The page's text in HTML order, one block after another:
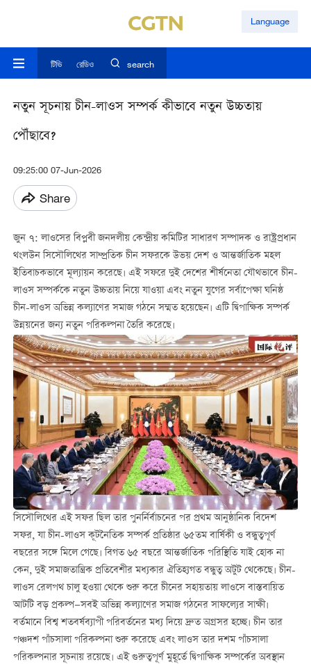
Language
টিভি রেডিও search
নতুন সূচনায় চীন-লাওস সম্পর্ক কীভাবে নতুন উচ্চতায়
পৌঁছাবে?
09:25:00 07-Jun-2026
Share
জুন ৭: লাওসের বিপ্লবী জনদলীয় কেন্দ্রীয় কমিটির সাধারণ সম্পাদক ও রাষ্ট্রপ্রধান
থংলউন সিসৌলিথের সাম্প্রতিক চীন সফরকে উভয় দেশ ও আন্তর্জাতিক মহল
ইতিবাচকভাবে মূল্যায়ন করেছে। এই সফরে দুই দেশের শীর্ষনেতা যৌথভাবে চীন-
লাওস সম্পর্ককে নতুন উচ্চতায় নিয়ে যাওয়া এবং নতুন যুগের সর্বাপেক্ষা ঘনিষ্ঠ
চীন-লাওস অভিন্ন কল্যাণের সমাজ গঠনে সম্মত হয়েছেন। এটি দ্বিপাক্ষিক সম্পর্ক
উন্নয়নের জন্য নতুন পরিকল্পনা তৈরি করেছে।
সিসৌলিথের এই সফর ছিল তার পুনর্নির্বাচনের পর প্রথম আনুষ্ঠানিক বিদেশ
সফর, যা চীন-লাওস কূটনৈতিক সম্পর্ক প্রতিষ্ঠার ৬৫তম বার্ষিকী ও বন্ধুত্বপূর্ণ
বছরের সঙ্গে মিলে গেছে। বিগত ৬৫ বছরে আন্তর্জাতিক পরিস্থিতি যাই হোক না
কেন, দুই সমাজতান্ত্রিক প্রতিবেশীর মধ্যকার ঐতিহ্যগত বন্ধুত্ব অটুট থেকেছে। চীন-
লাওস রেলপথ চালু হওয়া থেকে শুরু করে চীনের সহায়তায় লাওসে বাস্তবায়িত
আটটি বড় প্রকল্প—সবই অভিন্ন কল্যাণের সমাজ গঠনের সাফল্যের সাক্ষী।
বর্তমানে বিশ্ব শতবর্ষব্যাপী পরিবর্তনের মধ্য দিয়ে দ্রুত অগ্রসর হচ্ছে। চীন তার
পঞ্চদশ পাঁচসালা পরিকল্পনা শুরু করেছে এবং লাওস তার দশম পাঁচসালা
পরিকল্পনার সূচনায় রয়েছে। এই গুরুত্বপূর্ণ মুহূর্তে দ্বিপাক্ষিক সম্পর্কের অবস্থান